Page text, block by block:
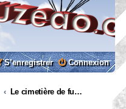
Connexion
S’enregistrer
Le cimetière de fusées (RIP)